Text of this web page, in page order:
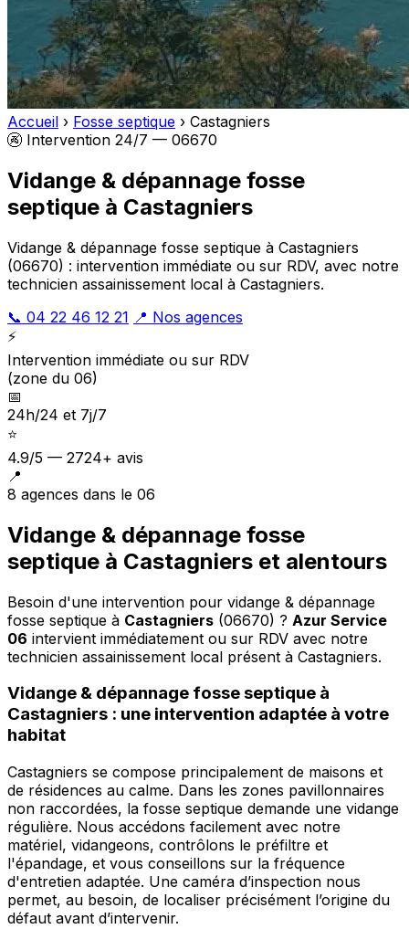
Accueil › Fosse septique › Castagniers
🚱 Intervention 24/7 — 06670
Vidange & dépannage fosse
septique à Castagniers
Vidange & dépannage fosse septique à Castagniers
(06670) : intervention immédiate ou sur RDV, avec notre
technicien assainissement local à Castagniers.
📞 04 22 46 12 21 📍 Nos agences
⚡
Intervention immédiate ou sur RDV
(zone du 06)
📅
24h/24 et 7j/7
⭐
4.9/5 — 2724+ avis
📍
8 agences dans le 06
Vidange & dépannage fosse
septique à Castagniers et alentours
Besoin d'une intervention pour vidange & dépannage
fosse septique à Castagniers (06670) ? Azur Service
06 intervient immédiatement ou sur RDV avec notre
technicien assainissement local présent à Castagniers.
Vidange & dépannage fosse septique à
Castagniers : une intervention adaptée à votre
habitat
Castagniers se compose principalement de maisons et
de résidences au calme. Dans les zones pavillonnaires
non raccordées, la fosse septique demande une vidange
régulière. Nous accédons facilement avec notre
matériel, vidangeons, contrôlons le préfiltre et
l'épandage, et vous conseillons sur la fréquence
d'entretien adaptée. Une caméra d’inspection nous
permet, au besoin, de localiser précisément l’origine du
défaut avant d’intervenir.